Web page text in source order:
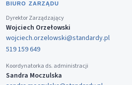
BIURO ZARZĄDU
Dyrektor Zarządzający
Wojciech Orzełowski
wojciech.orzelowski@standardy.pl
519 159 649
Koordynatorka ds. administracji
Sandra Moczulska